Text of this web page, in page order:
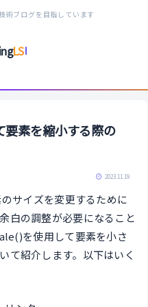
術ブログを目指しています
LS
要素を縮小する際の
2023.11.19
サイズを変更するために
白の調整が必要になること
を使用して要素を小さ
て紹介します。以下はいく